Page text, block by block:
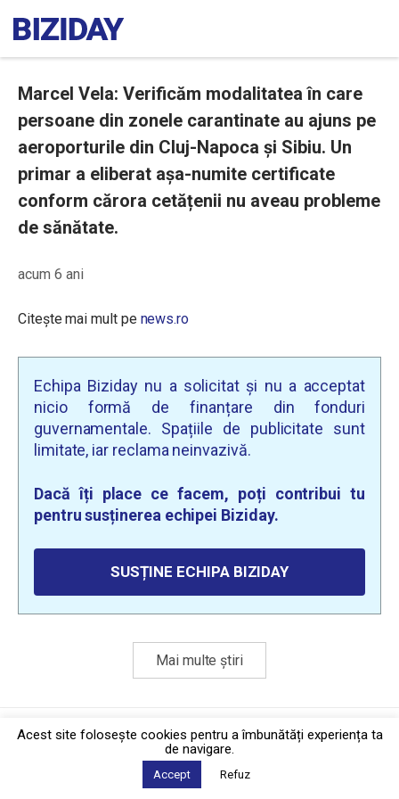
Marcel Vela: Verificăm modalitatea în care
persoane din zonele carantinate au ajuns pe
aeroporturile din Cluj-Napoca și Sibiu. Un
primar a eliberat așa-numite certificate
conform cărora cetățenii nu aveau probleme
de sănătate.
acum 6 ani
Citește mai mult pe news.ro
Echipa Biziday nu a solicitat și nu a acceptat
nicio formă de finanțare din fonduri
guvernamentale. Spațiile de publicitate sunt
limitate, iar reclama neinvazivă.
Dacă îți place ce facem, poți contribui tu
pentru susținerea echipei Biziday.
SUSȚINE ECHIPA BIZIDAY
Mai multe știri
Politica de confidențialitate·Contact
2026 © Biziday
Acest site foloseşte cookies pentru a îmbunătăți experiența ta
de navigare.
Accept Refuz